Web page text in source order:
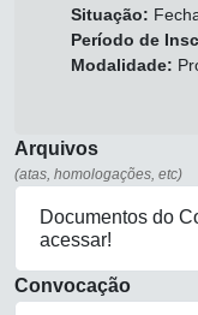
Situação:
Período de
Modalidade:
Arquivos
(atas, homologações, etc)
Documentos do
acessar!
Convocação